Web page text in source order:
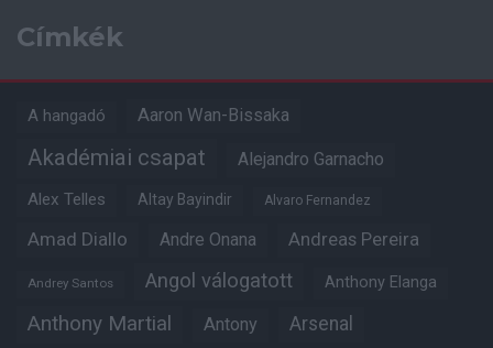
Címkék
A hangadó Aaron Wan-Bissaka
Akadémiai csapat Alejandro Garnacho
Alex Telles Altay Bayindir Alvaro Fernandez
Amad Diallo Andre Onana Andreas Pereira
Andrey Santos Angol válogatott Anthony Elanga
Anthony Martial Antony Arsenal